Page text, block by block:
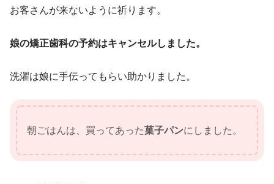
お客さんが来ないように祈ります。
娘の矯正歯科の予約はキャンセルしました。
洗濯は娘に手伝ってもらい助かりました。
朝ごはんは、買ってあった菓子パンにしました。